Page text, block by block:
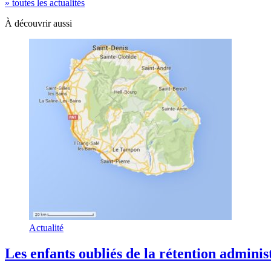
» toutes les actualités
À découvrir aussi
Actualité
Les enfants oubliés de la rétention